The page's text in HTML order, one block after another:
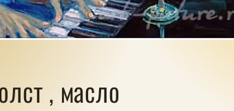
, масло